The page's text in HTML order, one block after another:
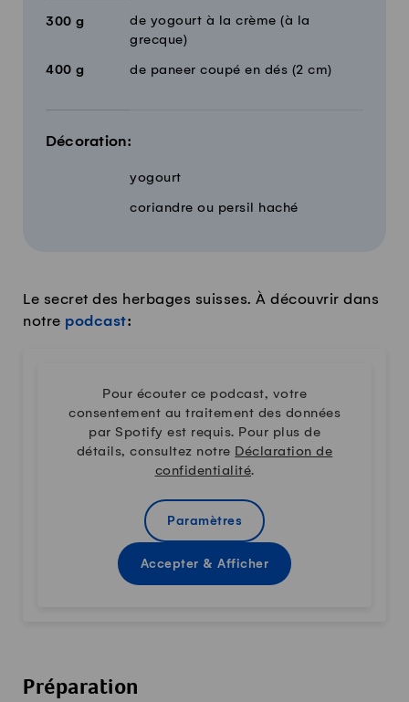
300 g
de yogourt à la crème (à la
grecque)
400 g de paneer coupé en dés (2 cm)
Décoration:
yogourt
coriandre ou persil haché
Le secret des herbages suisses. À découvrir dans
notre podcast:
Pour écouter ce podcast, votre
consentement au traitement des données
par Spotify est requis. Pour plus de
détails, consultez notre Déclaration de
confidentialité.
Paramètres
Accepter & Afficher
Préparation